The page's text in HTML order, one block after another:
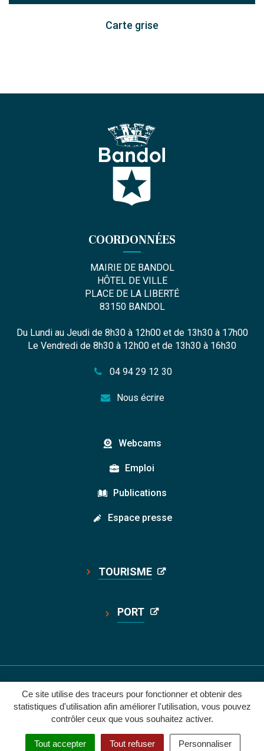
Ce site utilise des traceurs pour fonctionner et obtenir des
statistiques d'utilisation afin améliorer l'utilisation, vous pouvez
contrôler ceux que vous souhaitez activer.
Tout accepter Tout refuser Personnaliser
Carte grise
COORDONNÉES
MAIRIE DE BANDOL
HÔTEL DE VILLE
PLACE DE LA LIBERTÉ
83150 BANDOL
Du Lundi au Jeudi de 8h30 à 12h00 et de 13h30 à 17h00
Le Vendredi de 8h30 à 12h00 et de 13h30 à 16h30
04 94 29 12 30
Nous écrire
Webcams
Emploi
Publications
Espace presse
TOURISME
PORT
ACCESSIBILITÉ: PARTIELLEMENT CONFORME